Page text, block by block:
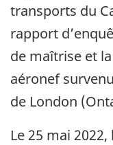
transports du
rapport
de maîtrise et
aéronef
de London
Le 25 mai